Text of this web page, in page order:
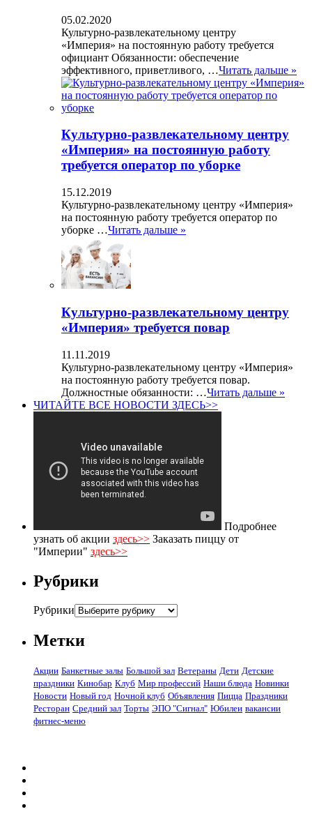
05.02.2020
Культурно-развлекательному центру
«Империя» на постоянную работу требуется
официант Обязанности: обеспечение
эффективного, приветливого, …Читать дальше »
Культурно-развлекательному центру
«Империя» на постоянную работу
требуется оператор по уборке
15.12.2019
Культурно-развлекательному центру «Империя»
на постоянную работу требуется оператор по
уборке …Читать дальше »
Культурно-развлекательному центру
«Империя» требуется повар
11.11.2019
Культурно-развлекательному центру «Империя»
на постоянную работу требуется повар.
Должностные обязанности: …Читать дальше »
ЧИТАЙТЕ ВСЕ НОВОСТИ ЗДЕСЬ>>
Подробнее
узнать об акции здесь>> Заказать пиццу от
"Империи" здесь>>
Рубрики
Рубрики
Метки
Акции Банкетные залы Большой зал Ветераны Дети Детские
праздники Кинобар Клуб Мир профессий Наши блюда Новинки
Новости Новый год Ночной клуб Объявления Пицца Праздники
Ресторан Средний зал Торты ЭПО "Сигнал" Юбилеи вакансии
фитнес-меню